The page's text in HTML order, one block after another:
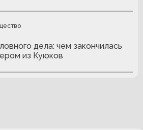
дела: чем закончилась
из Куюков